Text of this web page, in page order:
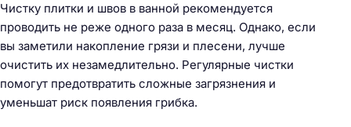
Чистку плитки и швов в ванной рекомендуется
проводить не реже одного раза в месяц. Однако, если
вы заметили накопление грязи и плесени, лучше
очистить их незамедлительно. Регулярные чистки
помогут предотвратить сложные загрязнения и
уменьшат риск появления грибка.